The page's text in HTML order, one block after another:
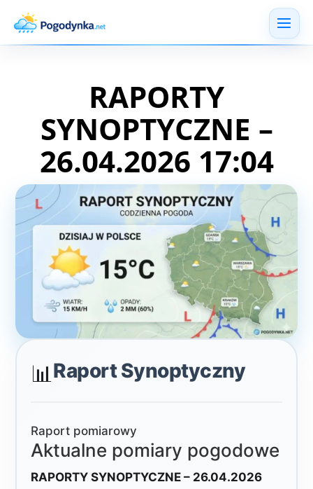
RAPORTY
SYNOPTYCZNE –
26.04.2026 17:04
📊Raport Synoptyczny
Raport pomiarowy
Aktualne pomiary pogodowe
RAPORTY SYNOPTYCZNE – 26.04.2026